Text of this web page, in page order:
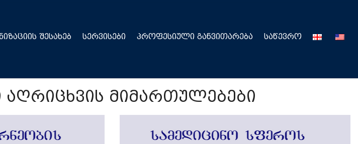
ᲨᲔᲡᲐᲮᲔᲑ ᲡᲔᲠᲕᲘᲡᲔᲑᲘ ᲞᲠᲝᲤᲔᲡᲘᲣᲚᲘ ᲒᲐᲜᲕᲘᲗᲐᲠᲔᲑᲐ ᲡᲐᲬᲔᲕᲠᲝ
მიმართულებები